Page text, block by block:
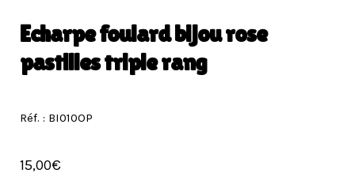
Echarpe foulard bijou rose
pastilles triple rang
Réf. : BI010OP
15,00€